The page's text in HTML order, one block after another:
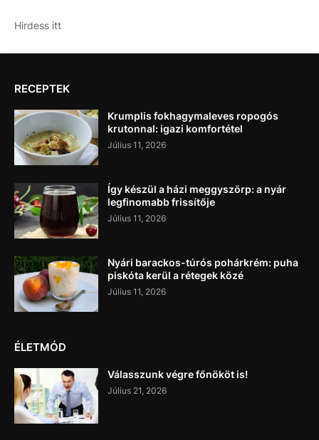
Hirdess itt
RECEPTEK
Krumplis fokhagymaleves ropogós
krutonnal: igazi komfortétel
Július 11, 2026
Így készül a házi meggyszörp: a nyár
legfinomabb frissítője
Július 11, 2026
Nyári barackos-túrós pohárkrém: puha
piskóta kerül a rétegek közé
Július 11, 2026
ÉLETMÓD
Válasszunk végre főnököt is!
Július 21, 2026